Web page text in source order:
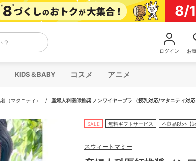
ログイン お
KIDS＆BABY コスメ アニメ
着（マタニティ） / 産婦人科医師推奨 ノンワイヤーブラ （授乳対応/マタニティ対応
SALE 無料ギフトサービス 不良品以外【返
スウィートマミー